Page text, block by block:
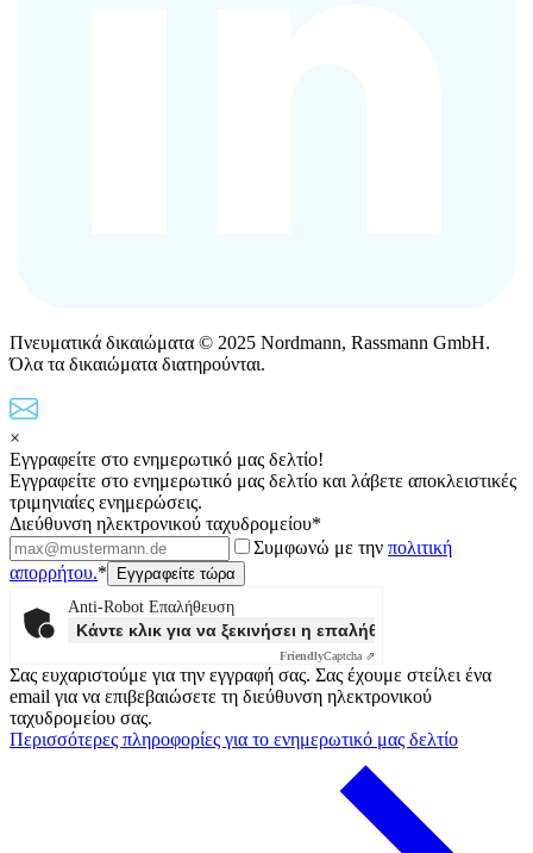
Πνευματικά δικαιώματα © 2025 Nordmann, Rassmann GmbH.
Όλα τα δικαιώματα διατηρούνται.
×
Εγγραφείτε στο ενημερωτικό μας δελτίο!
Εγγραφείτε στο ενημερωτικό μας δελτίο και λάβετε αποκλειστικές
τριμηνιαίες ενημερώσεις.
Διεύθυνση ηλεκτρονικού ταχυδρομείου*
Συμφωνώ με την πολιτική
απορρήτου.*
Anti-Robot Επαλήθευση
Κάντε κλικ για να ξεκινήσει η επαλήθευσης
FriendlyCaptcha ⇗
Σας ευχαριστούμε για την εγγραφή σας. Σας έχουμε στείλει ένα
email για να επιβεβαιώσετε τη διεύθυνση ηλεκτρονικού
ταχυδρομείου σας.
Περισσότερες πληροφορίες για το ενημερωτικό μας δελτίο